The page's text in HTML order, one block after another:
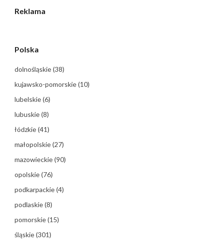
Reklama
Polska
dolnośląskie(38)
kujawsko-pomorskie(10)
lubelskie(6)
lubuskie(8)
łódzkie(41)
małopolskie(27)
mazowieckie(90)
opolskie(76)
podkarpackie(4)
podlaskie(8)
pomorskie(15)
śląskie(301)